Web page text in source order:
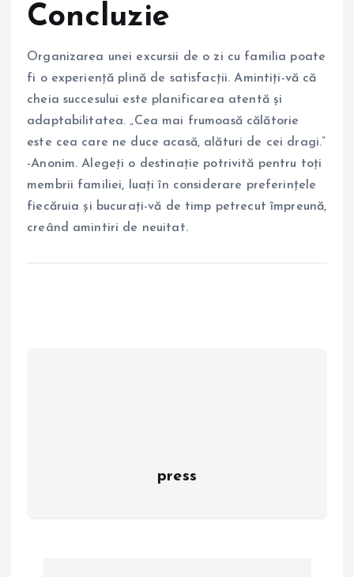
Concluzie
Organizarea unei excursii de o zi cu familia poate
fi o experiență plină de satisfacții. Amintiți-vă că
cheia succesului este planificarea atentă și
adaptabilitatea. „Cea mai frumoasă călătorie
este cea care ne duce acasă, alături de cei dragi.”
-Anonim. Alegeți o destinație potrivită pentru toți
membrii familiei, luați în considerare preferințele
fiecăruia și bucurați-vă de timp petrecut împreună,
creând amintiri de neuitat.
press